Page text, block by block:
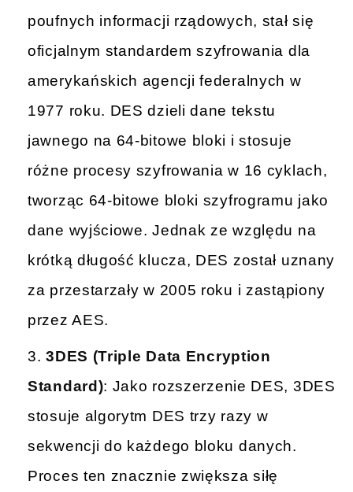
poufnych informacji rządowych, stał się
oficjalnym standardem szyfrowania dla
amerykańskich agencji federalnych w
1977 roku. DES dzieli dane tekstu
jawnego na 64-bitowe bloki i stosuje
różne procesy szyfrowania w 16 cyklach,
tworząc 64-bitowe bloki szyfrogramu jako
dane wyjściowe. Jednak ze względu na
krótką długość klucza, DES został uznany
za przestarzały w 2005 roku i zastąpiony
przez AES.
3DES (Triple Data Encryption
Standard): Jako rozszerzenie DES, 3DES
stosuje algorytm DES trzy razy w
sekwencji do każdego bloku danych.
Proces ten znacznie zwiększa siłę